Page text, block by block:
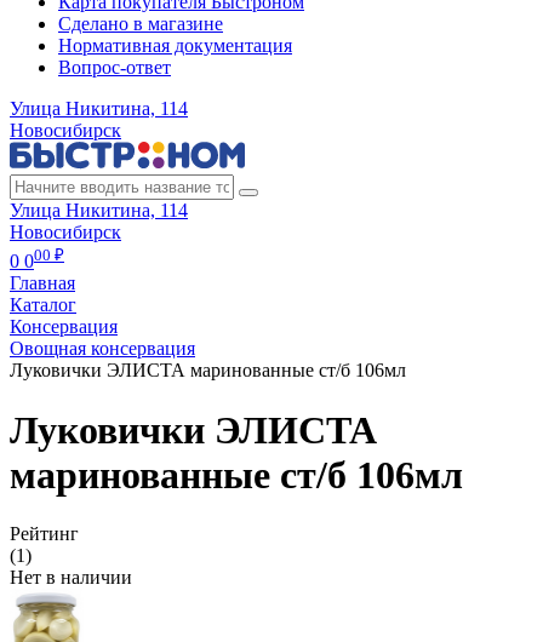
Сделано в магазине
Нормативная документация
Вопрос-ответ
Улица Никитина, 114
Новосибирск
Улица Никитина, 114
Новосибирск
0 000 ₽
Главная
Каталог
Консервация
Овощная консервация
Луковички ЭЛИСТА маринованные ст/б 106мл
Луковички ЭЛИСТА
маринованные ст/б 106мл
Рейтинг
(1)
Нет в наличии